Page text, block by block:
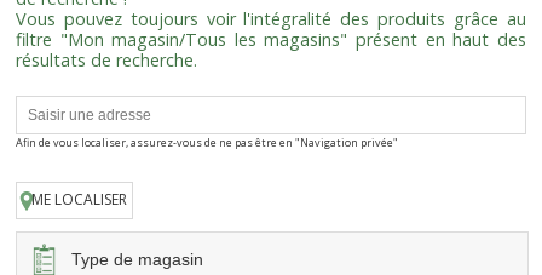
Vous pouvez toujours voir l'intégralité des produits grâce au
filtre "Mon magasin/Tous les magasins" présent en haut des
résultats de recherche.
Afin de vous localiser, assurez-vous de ne pas être en "Navigation privée"
ME LOCALISER
Type de magasin